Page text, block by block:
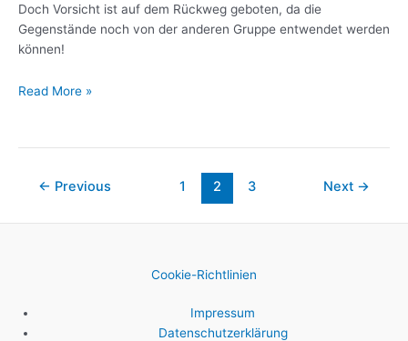
Doch Vorsicht ist auf dem Rückweg geboten, da die
Gegenstände noch von der anderen Gruppe entwendet werden
können!
Read More »
← Previous 1 2 3 Next →
Cookie-Richtlinien
Impressum
Datenschutzerklärung